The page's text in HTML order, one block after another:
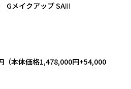
Gメイクアップ SAⅢ
（本体価格1,478,000円+54,000